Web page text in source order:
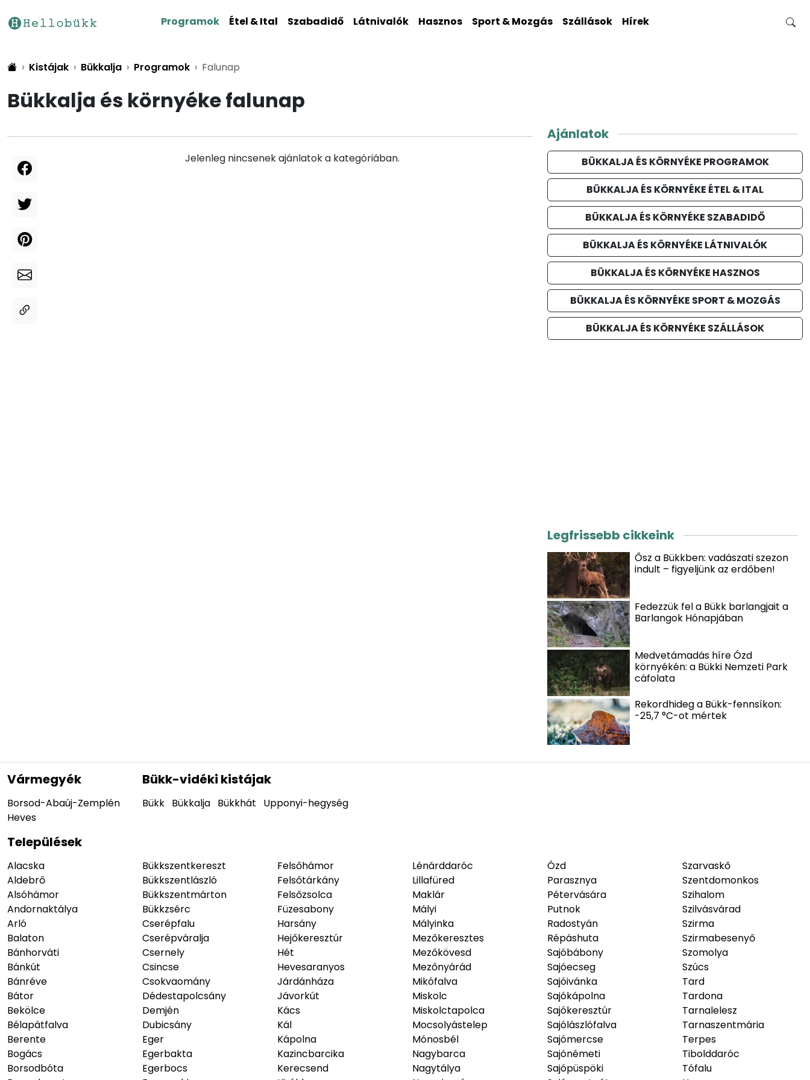
Programok Étel & Ital Szabadidő Látnivalók Hasznos Sport & Mozgás Szállások Hírek
Kistájak Bükkalja Programok Falunap
Bükkalja és környéke falunap
Jelenleg nincsenek ajánlatok a kategóriában.
Ajánlatok
BÜKKALJA ÉS KÖRNYÉKE PROGRAMOK
BÜKKALJA ÉS KÖRNYÉKE ÉTEL & ITAL
BÜKKALJA ÉS KÖRNYÉKE SZABADIDŐ
BÜKKALJA ÉS KÖRNYÉKE LÁTNIVALÓK
BÜKKALJA ÉS KÖRNYÉKE HASZNOS
BÜKKALJA ÉS KÖRNYÉKE SPORT & MOZGÁS
BÜKKALJA ÉS KÖRNYÉKE SZÁLLÁSOK
Legfrissebb cikkeink
Ősz a Bükkben: vadászati szezon
indult – figyeljünk az erdőben!
Fedezzük fel a Bükk barlangjait a
Barlangok Hónapjában
Medvetámadás híre Ózd
környékén: a Bükki Nemzeti Park
cáfolata
Rekordhideg a Bükk-fennsíkon:
-25,7 °C-ot mértek
Vármegyék
Borsod-Abaúj-Zemplén
Heves
Bükk-vidéki kistájak
Bükk Bükkalja Bükkhát Upponyi-hegység
Települések
Alacska
Aldebrő
Alsóhámor
Andornaktálya
Arló
Balaton
Bánhorváti
Bánkút
Bánréve
Bátor
Bekölce
Bélapátfalva
Berente
Bogács
Borsodbóta
Bükkszentkereszt
Bükkszentlászló
Bükkszentmárton
Bükkzsérc
Cserépfalu
Cserépváralja
Csernely
Csincse
Csokvaomány
Dédestapolcsány
Demjén
Dubicsány
Eger
Egerbakta
Egerbocs
Felsőhámor
Felsőtárkány
Felsőzsolca
Füzesabony
Harsány
Hejőkeresztúr
Hét
Hevesaranyos
Járdánháza
Jávorkút
Kács
Kál
Kápolna
Kazincbarcika
Kerecsend
Lénárddaróc
Lillafüred
Maklár
Mályi
Mályinka
Mezőkeresztes
Mezőkövesd
Mezőnyárád
Mikófalva
Miskolc
Miskolctapolca
Mocsolyástelep
Mónosbél
Nagybarca
Nagytálya
Ózd
Parasznya
Pétervására
Putnok
Radostyán
Répáshuta
Sajóbábony
Sajóecseg
Sajóivánka
Sajókápolna
Sajókeresztúr
Sajólászlófalva
Sajómercse
Sajónémeti
Sajópüspöki
Szarvaskő
Szentdomonkos
Szihalom
Szilvásvárad
Szirma
Szirmabesenyő
Szomolya
Szúcs
Tard
Tardona
Tarnalelesz
Tarnaszentmária
Terpes
Tibolddaróc
Tófalu